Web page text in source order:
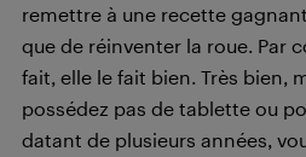
remettre à une recette
que de réinventer la roue. Par
fait, elle le fait bien. Très bien,
possédez pas de tablette ou
datant de plusieurs années,